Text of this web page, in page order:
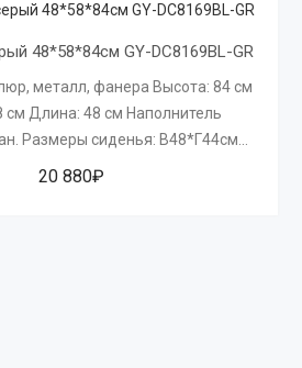
48*58*84см GY-DC8169BL-GR
металл, фанера Высота: 84 см
см Длина: 48 см Наполнитель
Размеры сиденья: В48*Г44см...
20 880₽